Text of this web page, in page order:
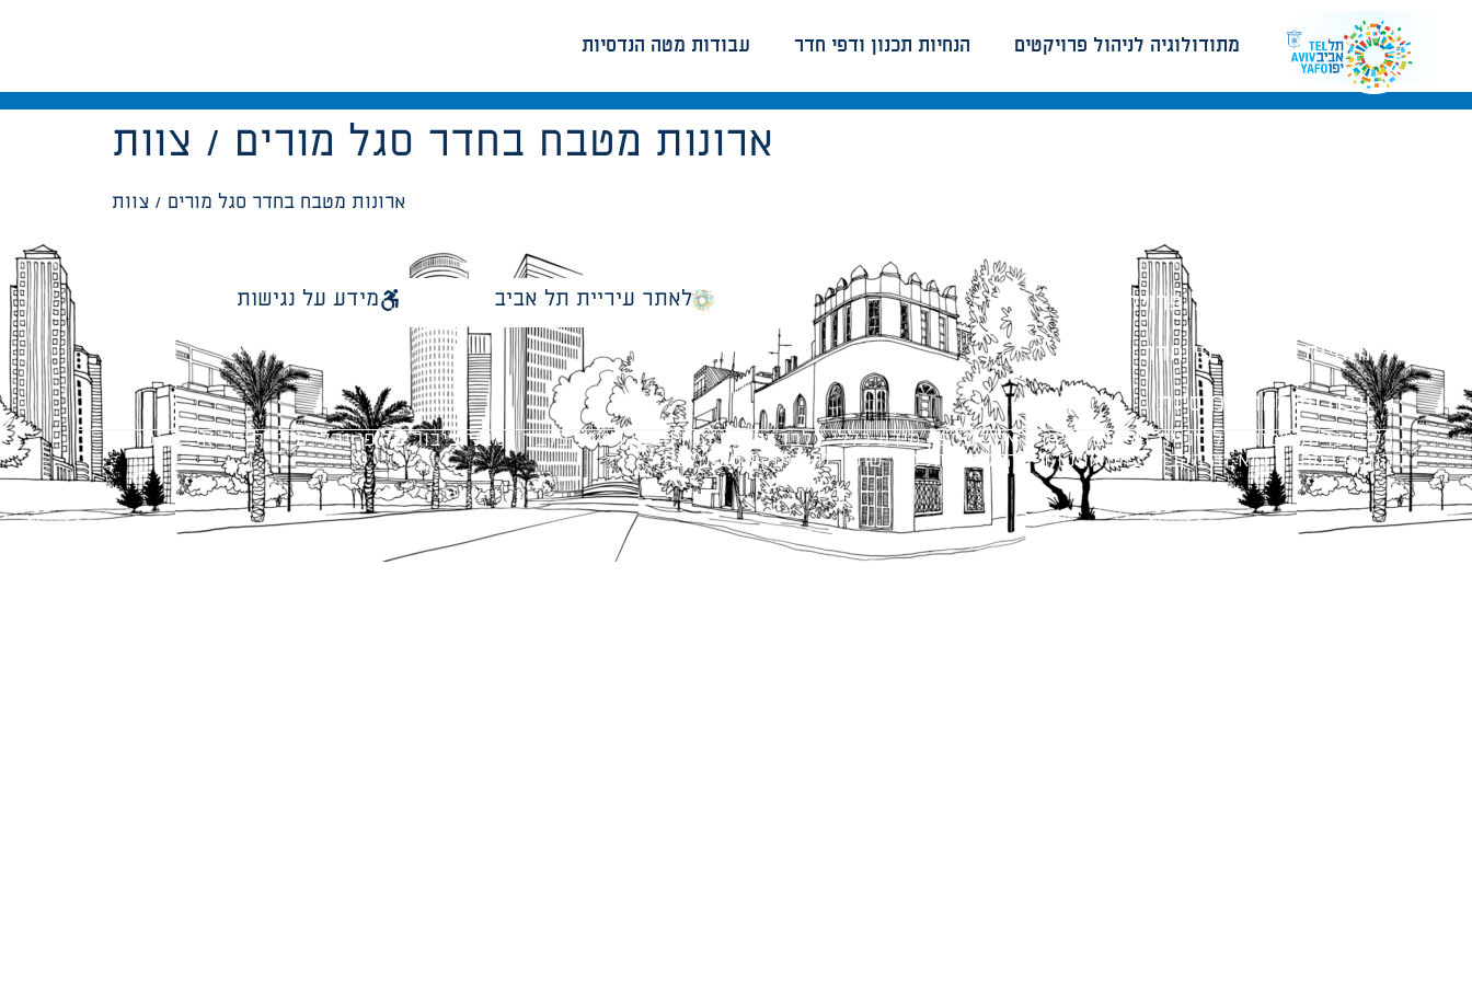
עבודות מטה הנדסיות הנחיות תכנון ודפי חדר מתודולוגיה לניהול פרויקטים
ארונות מטבח בחדר סגל מורים / צוות
ארונות מטבח בחדר סגל מורים / צוות
עבודות מטה הנדסיות
הנחיות תכנון ודפי חדר
מתודולוגיה לניהול פרויקטים לאתר עיריית תל אביב מידע על נגישות
כל הזכויות שמורות לעיריית תל-אביב-יפו. האתר מספק מידע כללי בלבד ומאגד הנחיות תכנוניות בלבד למבני ציבור על פי נהלי עיריית תל אביב-יפו.
הנוסח המחייב הוא זה הקבוע בהוראות הדין הרלוונטיות כפי שתהיינה בתוקף מעת לעת.